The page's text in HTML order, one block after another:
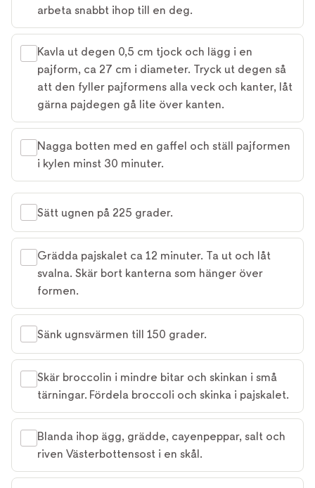
arbeta snabbt ihop till en deg.
Kavla ut degen 0,5 cm tjock och lägg i en
pajform, ca 27 cm i diameter. Tryck ut degen så
att den fyller pajformens alla veck och kanter, låt
gärna pajdegen gå lite över kanten.
Nagga botten med en gaffel och ställ pajformen
i kylen minst 30 minuter.
Sätt ugnen på 225 grader.
Grädda pajskalet ca 12 minuter. Ta ut och låt
svalna. Skär bort kanterna som hänger över
formen.
Sänk ugnsvärmen till 150 grader.
Skär broccolin i mindre bitar och skinkan i små
tärningar. Fördela broccoli och skinka i pajskalet.
Blanda ihop ägg, grädde, cayenpeppar, salt och
riven Västerbottensost i en skål.